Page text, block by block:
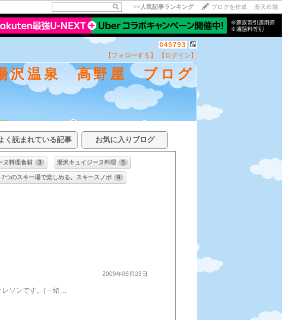
>>人気記事ランキング ブログを作成 楽天市場
045793
【フォローする】 【ログイン】
沢温泉 高野屋 ブログ
く読まれている記事 お気に入りブログ
ヌ料理食材 3 湯沢キュイジーヌ料理 5
7つのスキー場で楽しめる。スキースノボ 9
昨日、仲間と入山しました。山の恵です。標高１０００ｍ以上に自生するクレソンです。(一緒にフキも自生)自生のクレソンはしっかりとした風味が特徴。 ワラビ、貴重な根曲がり竹の子、山ウドの、贅沢な田舎煮物です。 今日は、山の幸に感謝！感謝！・・・・です。
2009年06月28日